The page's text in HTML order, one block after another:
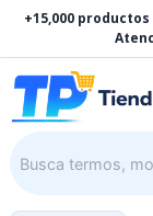
contenido
+15,000 productos